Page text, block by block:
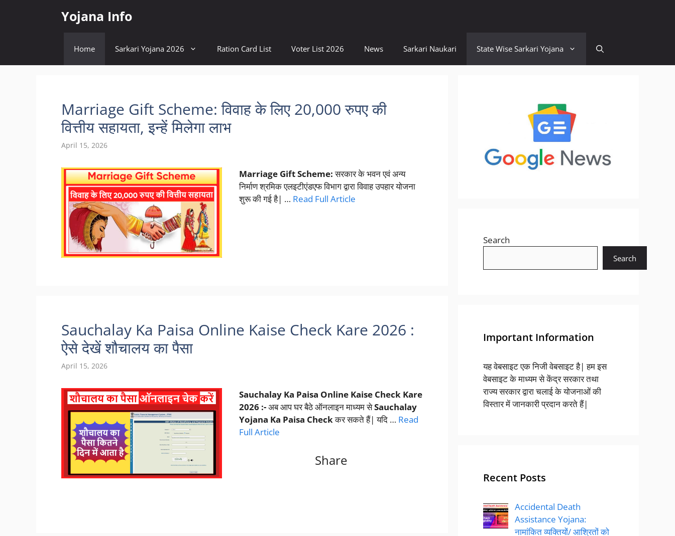
Yojana Info
Home Sarkari Yojana 2026 Ration Card List Voter List 2026 News Sarkari Naukari State Wise Sarkari Yojana
Marriage Gift Scheme: विवाह के लिए 20,000 रुपए की
वित्तीय सहायता, इन्हें मिलेगा लाभ
April 15, 2026
Marriage Gift Scheme:सरकार के भवन एवं अन्य
निर्माण श्रमिक एलइटीएंडएफ विभाग द्वारा विवाह उपहार योजना
शुरू की गई है| … Read Full Article
Sauchalay Ka Paisa Online Kaise Check Kare 2026 :
ऐसे देखें शौचालय का पैसा
April 15, 2026
Sauchalay Ka Paisa Online Kaise Check Kare
2026 :-अब आप घर बैठे ऑनलाइन माध्यम सेSauchalay
Yojana Ka Paisa Checkकर सकते हैं| यदि … Read
Full Article
Share
Search
Search
Important Information
यह वेबसाइट एक निजी वेबसाइट है| हम इस
वेबसाइट के माध्यम से केंद्र सरकार तथा
राज्य सरकार द्वारा चलाई के योजनाओं की
विस्तार में जानकारी प्रदान करते हैं|
Recent Posts
Accidental Death
Assistance Yojana:
नामांकित व्यक्तियों/ आश्रितों को